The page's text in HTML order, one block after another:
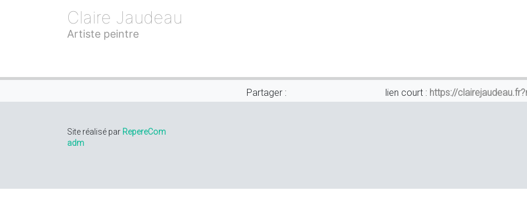
Claire Jaudeau
Artiste peintre
Partager : lien court : https://
Site réalisé par RepereCom
adm